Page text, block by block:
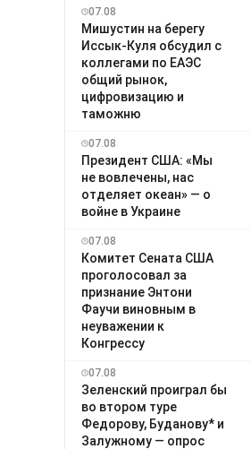
07.08
Мишустин на берегу
Иссык-Куля обсудил с
коллегами по ЕАЭС
общий рынок,
цифровизацию и
таможню
07.08
Президент США: «Мы
не вовлечены, нас
отделяет океан» — о
войне в Украине
07.08
Комитет Сената США
проголосовал за
признание Энтони
Фаучи виновным в
неуважении к
Конгрессу
07.08
Зеленский проиграл бы
во втором туре
Федорову, Буданову* и
Залужному — опрос